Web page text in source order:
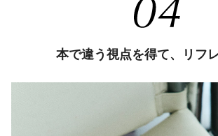
本で違う視点を得て、リフ